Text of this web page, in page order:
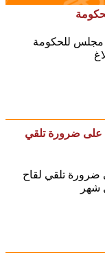
الخميس (27 فبراير)، مجلس للحكومة
على ضرورة تلقي
تلقي لقاح
شهر